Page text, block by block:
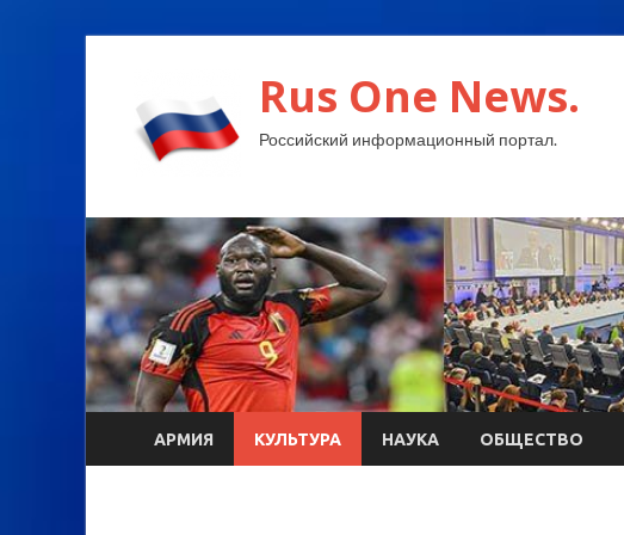
Rus One News.
Российский информационный портал.
АРМИЯ КУЛЬТУРА НАУКА ОБЩЕСТВО